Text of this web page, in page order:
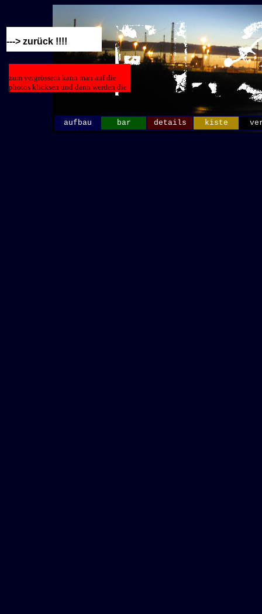
---> zurück !!!!
zum vergrössern kann man auf die
photos klicksen und dann werden die
aufbau bar details kiste